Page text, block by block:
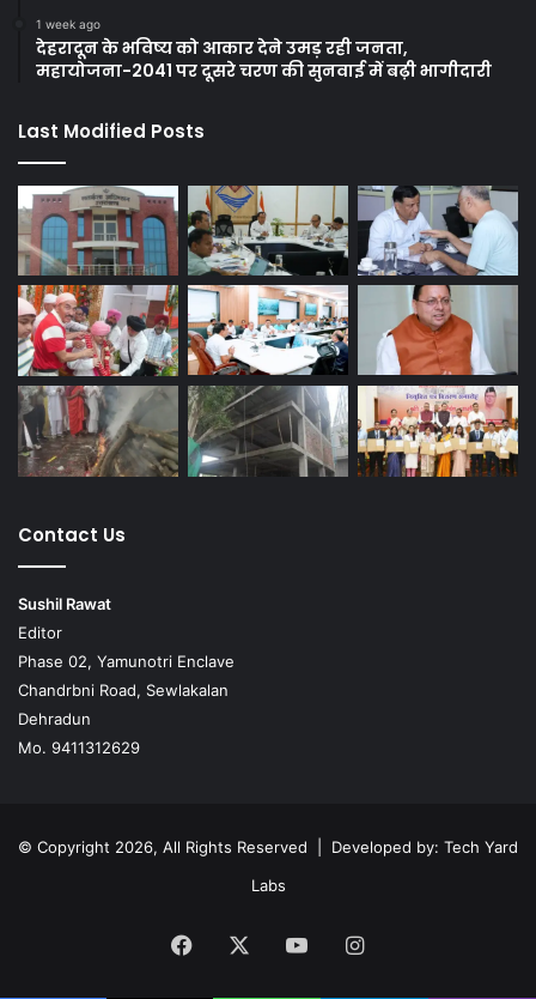
1 week ago
देहरादून के भविष्य को आकार देने उमड़ रही जनता,
महायोजना-2041 पर दूसरे चरण की सुनवाई में बढ़ी भागीदारी
Last Modified Posts
Contact Us
Sushil Rawat
Editor
Phase 02, Yamunotri Enclave
Chandrbni Road, Sewlakalan
Dehradun
Mo. 9411312629
© Copyright 2026, All Rights Reserved | Developed by: Tech Yard
Labs
Facebook YouTubeInstagram